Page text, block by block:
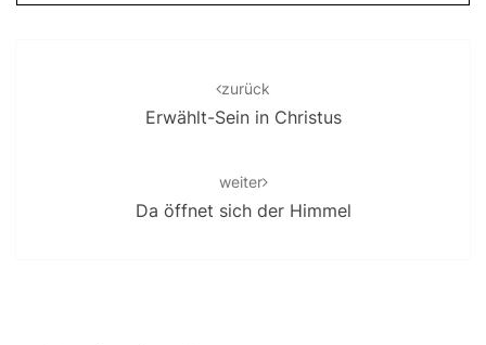
zurück
Erwählt-Sein in Christus
weiter
Da öffnet sich der Himmel